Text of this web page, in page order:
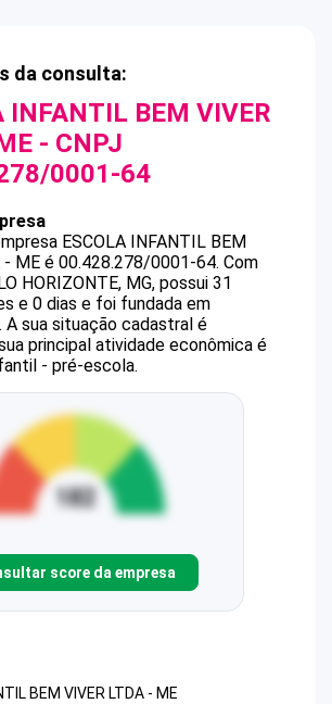
da consulta:
INFANTIL BEM VIVER
- CNPJ
0001-64
ESCOLA INFANTIL BEM
- ME é 00.428.278/0001-64. Com
HORIZONTE, MG, possui 31
e 0 dias e foi fundada em
A sua situação cadastral é
principal atividade econômica é
- pré-escola.
score da empresa
BEM VIVER LTDA - ME